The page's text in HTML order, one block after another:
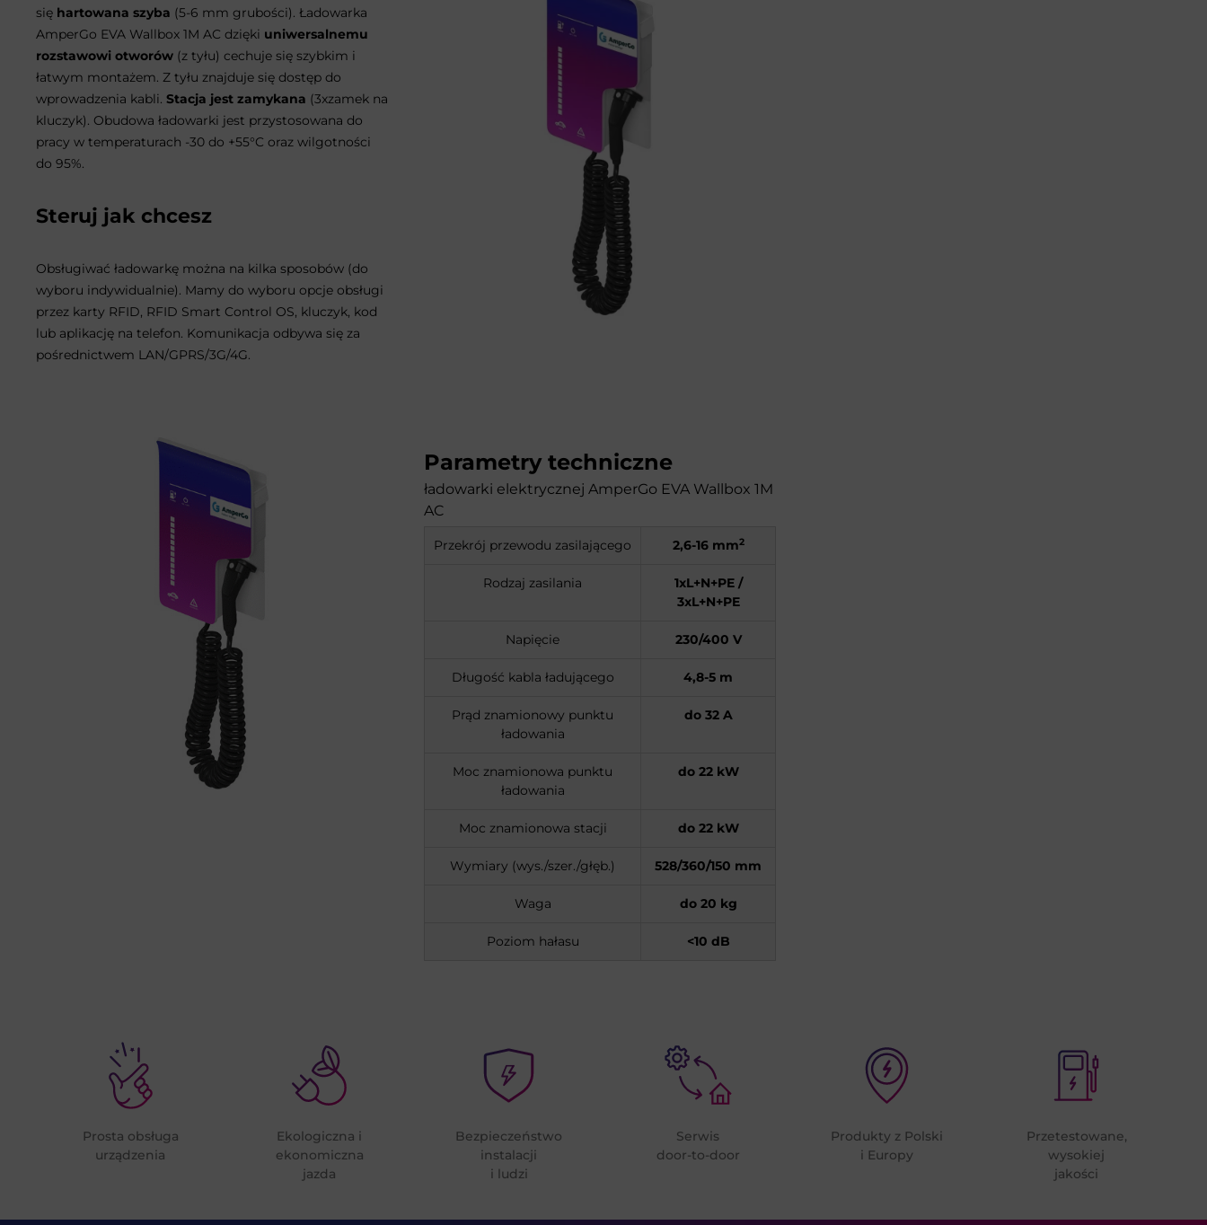
się hartowana szyba (5-6 mm grubości). Ładowarka
AmperGo EVA Wallbox 1M AC dzięki uniwersalnemu
rozstawowi otworów (z tyłu) cechuje się szybkim i
łatwym montażem. Z tyłu znajduje się dostęp do
wprowadzenia kabli. Stacja jest zamykana (3xzamek na
kluczyk). Obudowa ładowarki jest przystosowana do
pracy w temperaturach -30 do +55°C oraz wilgotności
do 95%.
Steruj jak chcesz
Obsługiwać ładowarkę można na kilka sposobów (do
wyboru indywidualnie). Mamy do wyboru opcje obsługi
przez karty RFID, RFID Smart Control OS, kluczyk, kod
lub aplikację na telefon. Komunikacja odbywa się za
pośrednictwem LAN/GPRS/3G/4G.
Parametry techniczne
ładowarki elektrycznej AmperGo EVA Wallbox 1M
AC
Przekrój przewodu zasilającego 2,6-16 mm2
Rodzaj zasilania
1xL+N+PE /
3xL+N+PE
Napięcie 230/400 V
Długość kabla ładującego 4,8-5 m
Prąd znamionowy punktu
ładowania
do 32 A
Moc znamionowa punktu
ładowania
do 22 kW
Moc znamionowa stacji do 22 kW
Wymiary (wys./szer./głęb.) 528/360/150 mm
Waga do 20 kg
Poziom hałasu <10 dB
Prosta obsługa
urządzenia
Ekologiczna i
ekonomiczna
jazda
Bezpieczeństwo
instalacji
i ludzi
Serwis
door-to-door
Produkty z Polski
i Europy
Przetestowane,
wysokiej
jakości